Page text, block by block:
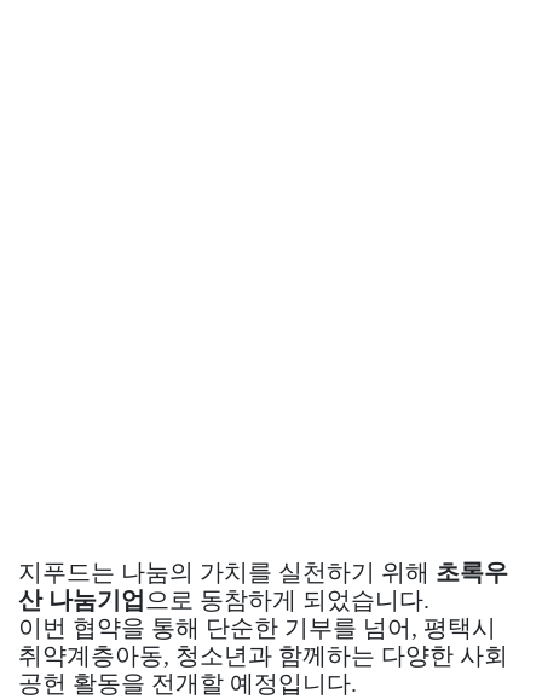
지푸드는 나눔의 가치를 실천하기 위해 초록우
산 나눔기업 으로 동참하게 되었습니다.
이번 협약을 통해 단순한 기부를 넘어, 평택시
취약계층아동, 청소년과 함께하는 다양한 사회
공헌 활동을 전개할 예정입니다.